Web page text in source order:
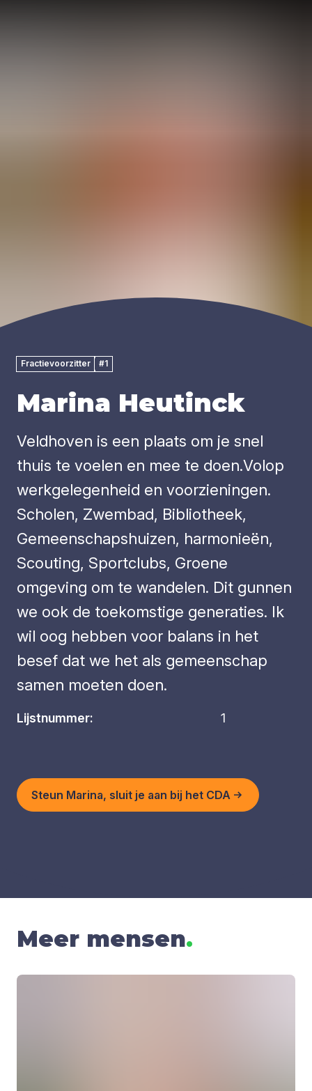
Fractievoorzitter #1
Marina Heutinck
Veldhoven is een plaats om je snel
thuis te voelen en mee te doen.Volop
werkgelegenheid en voorzieningen.
Scholen, Zwembad, Bibliotheek,
Gemeenschapshuizen, harmonieën,
Scouting, Sportclubs, Groene
omgeving om te wandelen. Dit gunnen
we ook de toekomstige generaties. Ik
wil oog hebben voor balans in het
besef dat we het als gemeenschap
samen moeten doen.
Lijstnummer: 1
Steun Marina, sluit je aan bij het CDA
Meer mensen.